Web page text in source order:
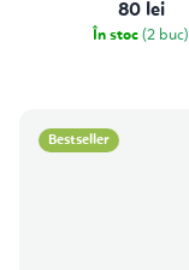
80 lei
În stoc (2 buc)
Bestseller